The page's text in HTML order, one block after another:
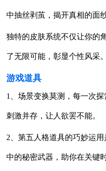
中抽丝剥茧，揭开真相的面纱
独特的皮肤系统不仅让你的
了无限可能，彰显个性风采。
游戏道具
1、场景变换莫测，每一次
刺激并存，让人欲罢不能。
2、第五人格道具的巧妙运
中的秘密武器，助你在关键